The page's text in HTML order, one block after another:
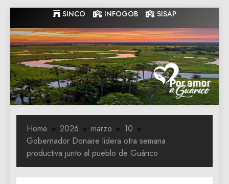
to
content
SINCO INFOGOB SISAP
Gobernacion
de Guarico
Gobernacion de Guarico
Home 2026 marzo
10
‎Gobernador Donaire lidera otra semana
productiva junto al pueblo de Guárico